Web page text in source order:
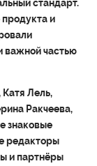
стандарт.
продукта и
важной частью
Лель,
Ракчеева,
знаковые
редакторы
и партнёры